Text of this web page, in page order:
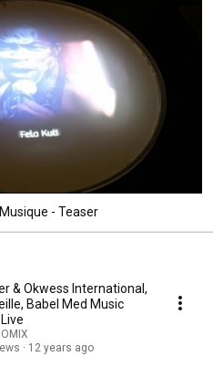
- Teaser
& Okwess International,
Babel Med Music
12 years ago